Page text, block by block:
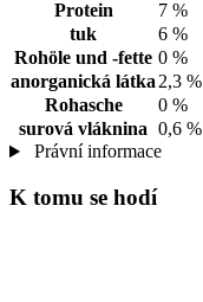
Protein
7 %
tuk
6 %
Rohöle und -fette 0 %
anorganická látka 2,3 %
Rohasche
0 %
surová vláknina 0,6 %
Právní informace
K tomu se hodí